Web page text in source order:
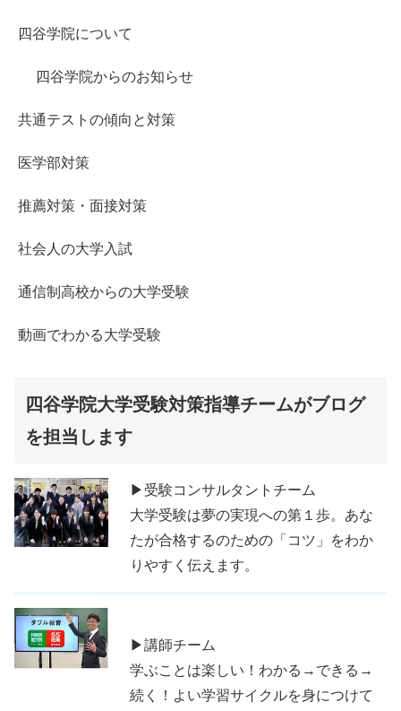
四谷学院について
四谷学院からのお知らせ
共通テストの傾向と対策
医学部対策
推薦対策・面接対策
社会人の大学入試
通信制高校からの大学受験
動画でわかる大学受験
四谷学院大学受験対策指導チームがブログ
を担当します
▶受験コンサルタントチーム
大学受験は夢の実現への第１歩。あな
たが合格するのための「コツ」をわか
りやすく伝えます。
▶講師チーム
学ぶことは楽しい！わかる→できる→
続く！よい学習サイクルを身につけて